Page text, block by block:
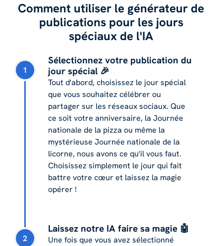
Comment utiliser le générateur de
publications pour les jours
spéciaux de l'IA
1
Sélectionnez votre publication du
jour spécial 🎉
Tout d'abord, choisissez le jour spécial
que vous souhaitez célébrer ou
partager sur les réseaux sociaux. Que
ce soit votre anniversaire, la Journée
nationale de la pizza ou même la
mystérieuse Journée nationale de la
licorne, nous avons ce qu'il vous faut.
Choisissez simplement le jour qui fait
battre votre cœur et laissez la magie
opérer !
2
Laissez notre IA faire sa magie 🤖
Une fois que vous avez sélectionné